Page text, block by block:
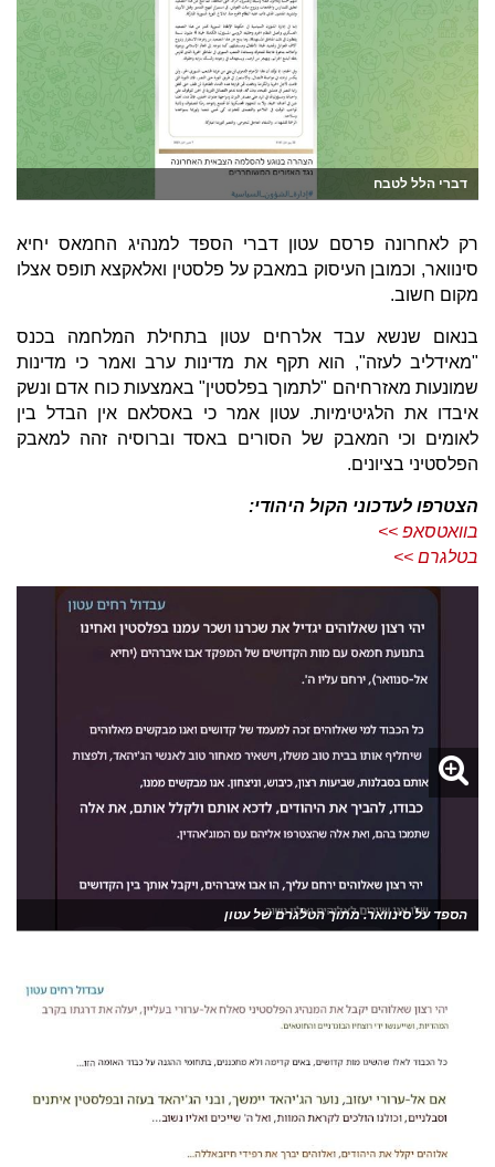
דברי הלל לטבח
רק לאחרונה פרסם עטון דברי הספד למנהיג החמאס יחיא
סינוואר, וכמובן העיסוק במאבק על פלסטין ואלאקצא תופס אצלו
מקום חשוב.
בנאום שנשא עבד אלרחים עטון בתחילת המלחמה בכנס
"מאידליב לעזה", הוא תקף את מדינות ערב ואמר כי מדינות
שמונעות מאזרחיהם "לתמוך בפלסטין" באמצעות כוח אדם ונשק
איבדו את הלגיטימיות. עטון אמר כי באסלאם אין הבדל בין
לאומים וכי המאבק של הסורים באסד וברוסיה זהה למאבק
הפלסטיני בציונים.
הצטרפו לעדכוני הקול היהודי:
בוואטסאפ >>
בטלגרם >>
הספד על סינוואר. מתוך הטלגרם של עטון